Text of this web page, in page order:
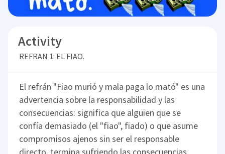
Activity
REFRAN 1: EL FIAO.
El refrán "Fiao murió y mala paga lo mató" es una
advertencia sobre la responsabilidad y las
consecuencias: significa que alguien que se
confía demasiado (el "fiao", fiado) o que asume
compromisos ajenos sin ser el responsable
directo, termina sufriendo las consecuencias